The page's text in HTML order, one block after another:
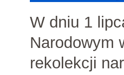
W dniu 1
Narodowym
rekolekcji